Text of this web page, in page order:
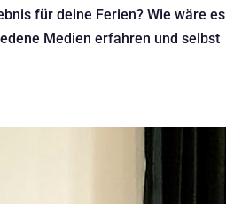
für deine Ferien? Wie wäre es
Medien erfahren und selbst